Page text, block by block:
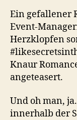
Ein gefallener
Event-
Herzklopfen
Knaur
angeteasert.
Und oh man,
innerhalb der